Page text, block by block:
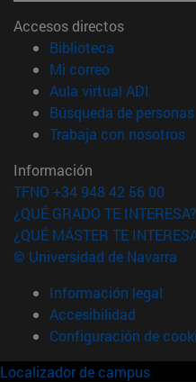
Accesos directos
Biblioteca
Mi correo(abre en
Aula virtual ADI
Búsqueda de personas
Trabaja con nosotros
Información
TFNO +34 948 42 56 00
¿QUÉ GRADO TE INTERESA?
¿QUÉ MÁSTER TE
© Universidad de Navarra
Información legal
Accesibilidad
Configuración de
Localizador de campus